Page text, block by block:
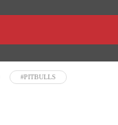
#PITBULLS